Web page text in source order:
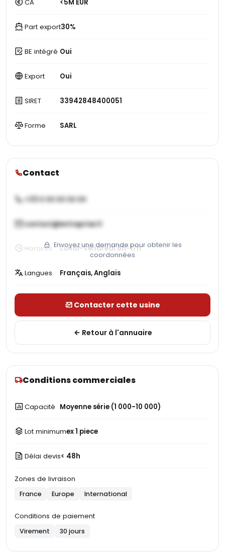
CA <5M EUR
Part export30%
BE intégré Oui
Export Oui
SIRET 33942848400051
Forme SARL
Contact
+33 X XX XX XX XX
contact@entreprise.fr
Envoyez une demande pour obtenir les
coordonnées
Horaires Lundi-Vendredi 8h-17h
Langues Français, Anglais
Contacter cette usine
Retour à l'annuaire
Conditions commerciales
Capacité Moyenne série (1 000-10 000)
Lot minimumex 1 piece
Délai devis< 48h
Zones de livraison
France Europe International
Conditions de paiement
Virement 30 jours